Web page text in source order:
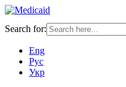
Search for:
Eng
Рус
Укр